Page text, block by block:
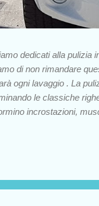
dedicati alla pulizia
di non rimandare
ogni lavaggio . La
le classiche
incrostazioni,
prima cosa
ha la particolarità di